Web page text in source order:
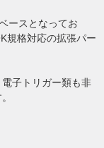
ースとなってお
規格対応の拡張パー
子トリガー類も非